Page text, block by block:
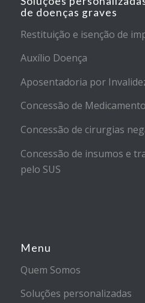
de doenças graves
Restituição e isenção de
Auxílio Doença
Aposentadoria por
Concessão de
Concessão de cirurgias
Concessão de insumos e
pelo SUS
Menu
Quem Somos
Soluções personalizadas